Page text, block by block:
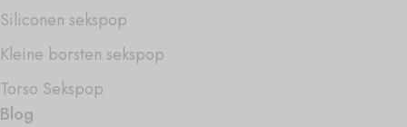
Siliconen sekspop
Kleine borsten sekspop
Torso Sekspop
Blog